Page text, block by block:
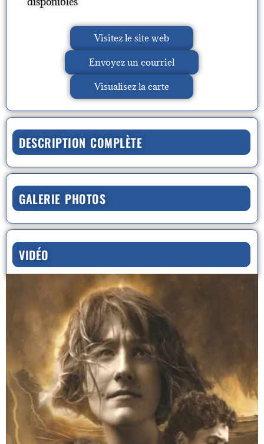
Visitez le site web
Envoyez un courriel
Visualisez la carte
DESCRIPTION COMPLÈTE
GALERIE PHOTOS
VIDÉO